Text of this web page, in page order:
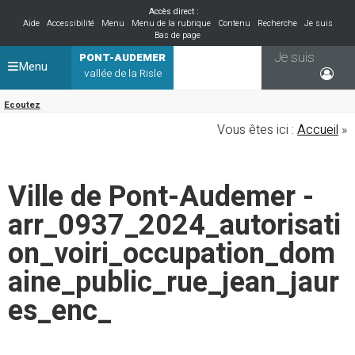
Accès direct :
Aide
Accessibilité Menu Menu de la rubrique Contenu Recherche
Je suis
Bas de page
PONT-AUDEMER
vallée de la Risle
Ecoutez
Je suis
Menu
Vous êtes ici : Accueil »
Ville de Pont-Audemer -
arr_0937_2024_autorisati
on_voiri_occupation_dom
aine_public_rue_jean_jaur
es_enc_